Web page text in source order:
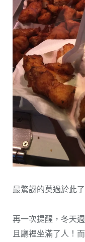
最驚訝的莫過於此了
再一次提醒，冬天
且廳裡坐滿了人！